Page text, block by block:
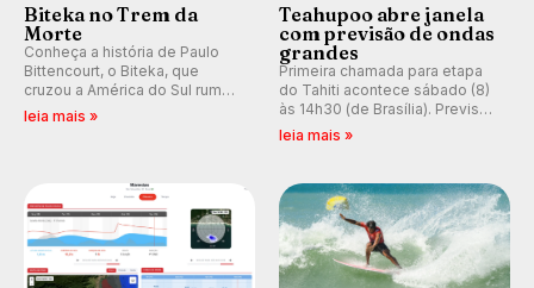
Biteka no Trem da
Morte
Conheça a história de Paulo
Bittencourt, o Biteka, que
cruzou a América do Sul rumo
ao Pacífico em uma jornada
que se tornou um marco de
leia mais »
Teahupoo abre janela
com previsão de ondas
grandes
Primeira chamada para etapa
do Tahiti acontece sábado (8)
às 14h30 (de Brasília). Previsão
indica swell consistente.
Medina embarca para evento e
Kelly Slater convidado.
leia mais »